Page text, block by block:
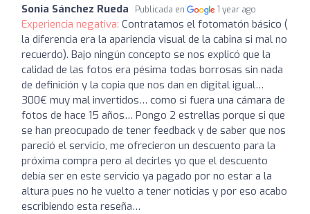
Sonia Sánchez Rueda Publicada en 1 year ago
Experiencia negativa: Contratamos el fotomatón básico (
la diferencia era la apariencia visual de la cabina si mal no
recuerdo). Bajo ningún concepto se nos explicó que la
calidad de las fotos era pésima todas borrosas sin nada
de definición y la copia que nos dan en digital igual…
300€ muy mal invertidos… como si fuera una cámara de
fotos de hace 15 años… Pongo 2 estrellas porque si que
se han preocupado de tener feedback y de saber que nos
pareció el servicio, me ofrecieron un descuento para la
próxima compra pero al decirles yo que el descuento
debía ser en este servicio ya pagado por no estar a la
altura pues no he vuelto a tener noticias y por eso acabo
escribiendo esta reseña…